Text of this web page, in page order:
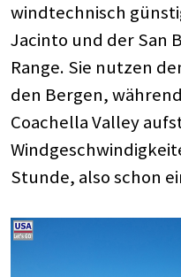
windtechnisch
Jacinto und der San
Range. Sie nutzen
den Bergen,
Coachella Valley
Stunde, also schon